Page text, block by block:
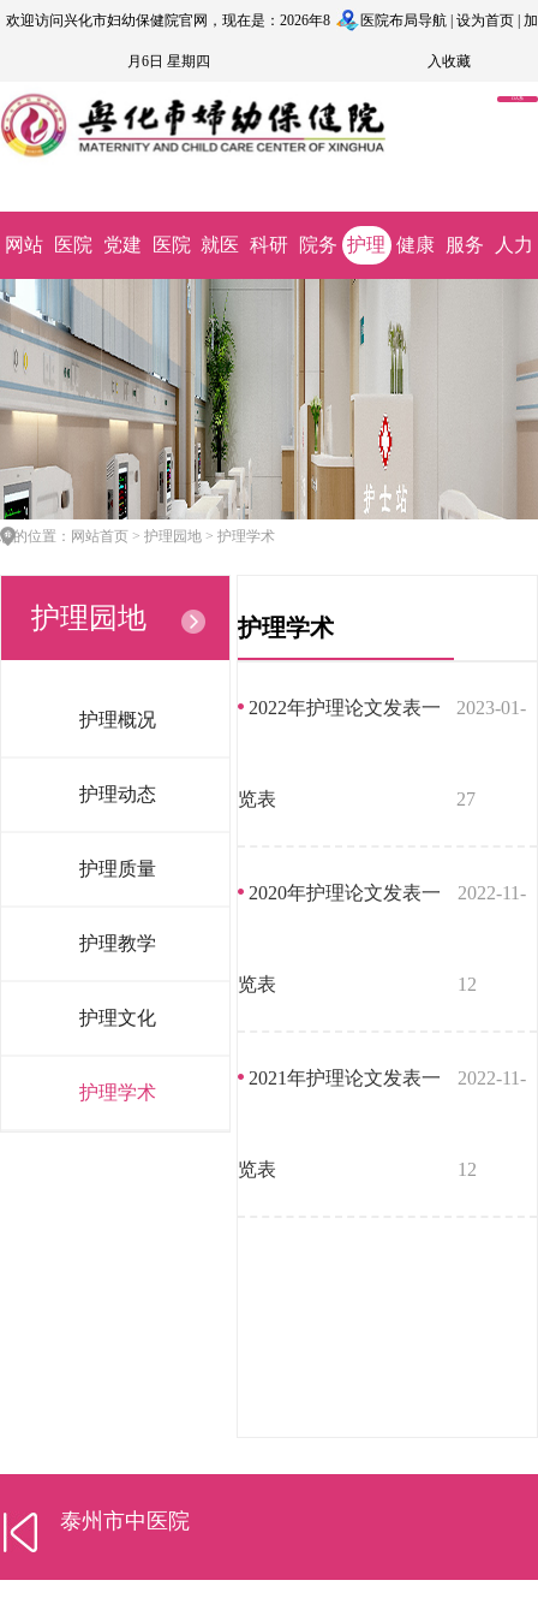
欢迎访问兴化市妇幼保健院官网，现在是：2026年8
月6日 星期四
医院布局导航| 设为首页| 加
入收藏
OA系
网站
首页
医院
概况
党建
文化
医院
动态
就医
指南
科研
教学
院务
公开
护理
园地
健康
科普
服务
监督
人力
资源
您的位置：网站首页 > 护理园地 > 护理学术
护理园地
护理概况
护理动态
护理质量
护理教学
护理文化
护理学术
护理学术
2022年护理论文发表一
览表
2023-01-
27
2020年护理论文发表一
览表
2022-11-
12
2021年护理论文发表一
览表
2022-11-
12
泰州市中医院